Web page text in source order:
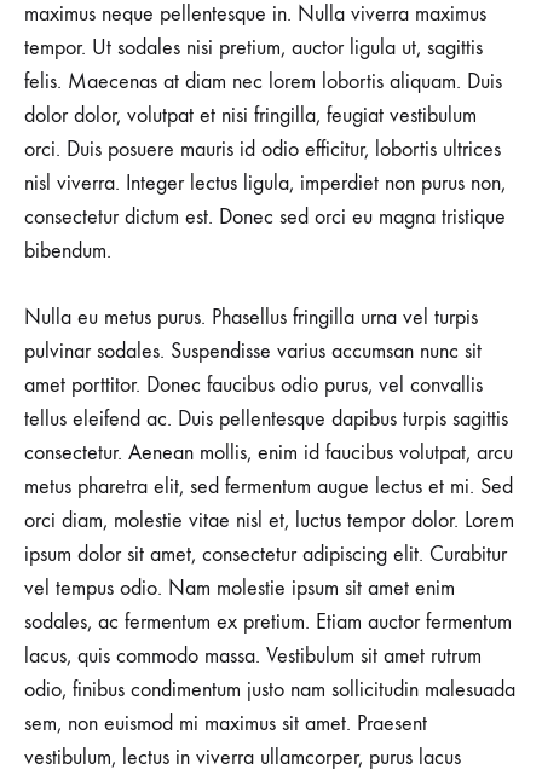
maximus neque pellentesque in. Nulla viverra maximus
tempor. Ut sodales nisi pretium, auctor ligula ut, sagittis
felis. Maecenas at diam nec lorem lobortis aliquam. Duis
dolor dolor, volutpat et nisi fringilla, feugiat vestibulum
orci. Duis posuere mauris id odio efficitur, lobortis ultrices
nisl viverra. Integer lectus ligula, imperdiet non purus non,
consectetur dictum est. Donec sed orci eu magna tristique
bibendum.
Nulla eu metus purus. Phasellus fringilla urna vel turpis
pulvinar sodales. Suspendisse varius accumsan nunc sit
amet porttitor. Donec faucibus odio purus, vel convallis
tellus eleifend ac. Duis pellentesque dapibus turpis sagittis
consectetur. Aenean mollis, enim id faucibus volutpat, arcu
metus pharetra elit, sed fermentum augue lectus et mi. Sed
orci diam, molestie vitae nisl et, luctus tempor dolor. Lorem
ipsum dolor sit amet, consectetur adipiscing elit. Curabitur
vel tempus odio. Nam molestie ipsum sit amet enim
sodales, ac fermentum ex pretium. Etiam auctor fermentum
lacus, quis commodo massa. Vestibulum sit amet rutrum
odio, finibus condimentum justo nam sollicitudin malesuada
sem, non euismod mi maximus sit amet. Praesent
vestibulum, lectus in viverra ullamcorper, purus lacus